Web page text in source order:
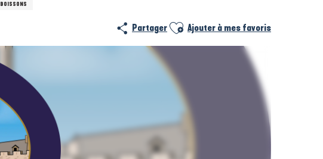
BOISSONS
Partager Ajouter aux favoris
Ajouter à mes favoris